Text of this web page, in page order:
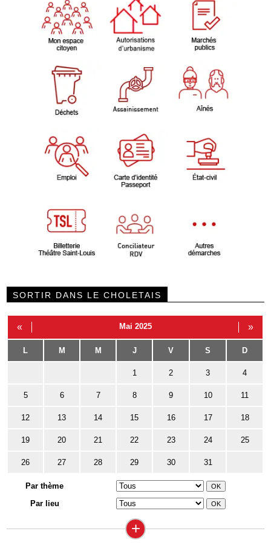
SORTIR DANS LE CHOLETAIS
« Mai 2025 »
L M M J V S D
1 2 3 4
5 6 7 8 9 10 11
12 13 14 15 16 17 18
19 20 21 22 23 24 25
26 27 28 29 30 31
Par thème
Par lieu
+